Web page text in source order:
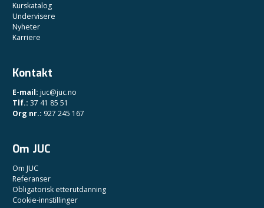
Kurskatalog
Undervisere
Nyheter
Karriere
Kontakt
E-mail: juc@juc.no
Tlf.: 37 41 85 51
Org nr.: 927 245 167
Om JUC
Om JUC
Referanser
Obligatorisk etterutdanning
Cookie-innstillinger